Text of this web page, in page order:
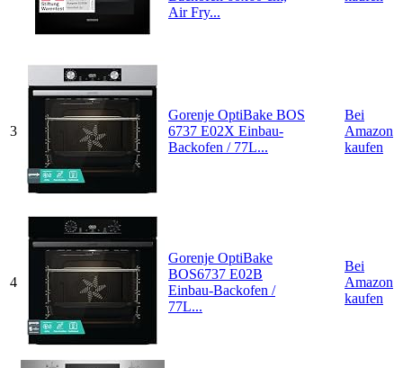
Air Fry...
3
Gorenje OptiBake BOS
6737 E02X Einbau-
Backofen / 77L...
Bei
Amazon
kaufen
4
Gorenje OptiBake
BOS6737 E02B
Einbau-Backofen /
77L...
Bei
Amazon
kaufen